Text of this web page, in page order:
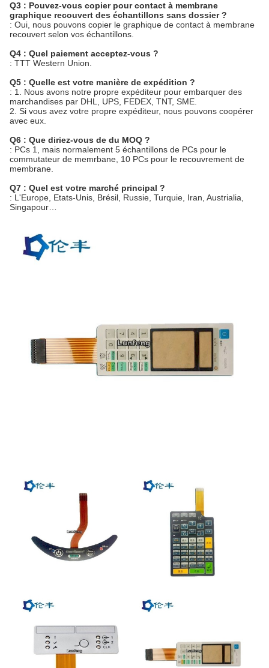
Q3 : Pouvez-vous copier pour contact à membrane
graphique recouvert des échantillons sans dossier ?
: Oui, nous pouvons copier le graphique de contact à membrane
recouvert selon vos échantillons.
Q4 : Quel paiement acceptez-vous ?
: TTT Western Union.
Q5 : Quelle est votre manière de expédition ?
: 1. Nous avons notre propre expéditeur pour embarquer des
marchandises par DHL, UPS, FEDEX, TNT, SME.
2. Si vous avez votre propre expéditeur, nous pouvons coopérer
avec eux.
Q6 : Que diriez-vous de du MOQ ?
: PCs 1, mais normalement 5 échantillons de PCs pour le
commutateur de memrbane, 10 PCs pour le recouvrement de
membrane.
Q7 : Quel est votre marché principal ?
: L'Europe, Etats-Unis, Brésil, Russie, Turquie, Iran, Austrialia,
Singapour…